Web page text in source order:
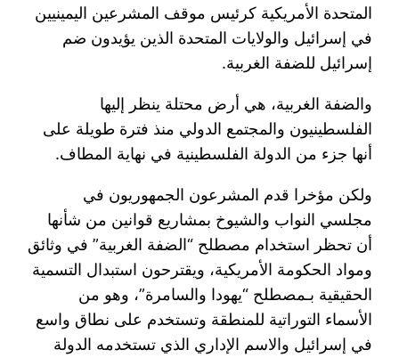
المتحدة الأمريكية كرئيس موقف المشرعين اليمينيين
في إسرائيل والولايات المتحدة الذين يؤيدون ضم
إسرائيل للضفة الغربية.
والضفة الغربية، هي أرض محتلة ينظر إليها
الفلسطينيون والمجتمع الدولي منذ فترة طويلة على
أنها جزء من الدولة الفلسطينية في نهاية المطاف.
ولكن مؤخرا قدم المشرعون الجمهوريون في
مجلسي النواب والشيوخ بمشاريع قوانين من شأنها
أن تحظر استخدام مصطلح “الضفة الغربية” في وثائق
ومواد الحكومة الأمريكية، ويقترحون استبدال التسمية
الحقيقية بـمصطلح “يهودا والسامرة”، وهو من
الأسماء التوراتية للمنطقة وتستخدم على نطاق واسع
في إسرائيل والاسم الإداري الذي تستخدمه الدولة